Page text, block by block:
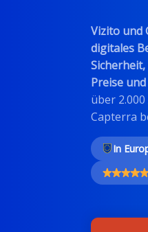
Vizito und
digitales
Preise
über
Capterra
In